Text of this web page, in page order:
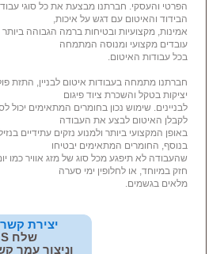
הפרטי והעסקי. חברתנו מבצעת את כל סוגי
הבידוד והאיטום עם דגש על איכות,
אמינות, מקצועיות ובטיחות ברמה הגבוהה ביותר
עובדים מקצועי ומנוסה המתמחה
בכל עבודות האיטום.
חברתנו מתמחה בעבודות איטום לבניין, התזת
יציקות בטקל והשכרת ציוד פיגום
לבניינים. שימוש נכון בחומרים המתאימים יכול
לקבלן האיטום לבצע את העבודה
באופן המקצועי ביותר ולמנוע נזקים עתידיים
בנוסף, החומרים המתאימים יבטיחו
שהעבודה לא תיפגע מכל סוג של מזג אוויר כמו
חזק במיוחד, או לחלופין ימי סערה
מלאים בגשמים.
יצירת
שלח SMS
וניצור עמך